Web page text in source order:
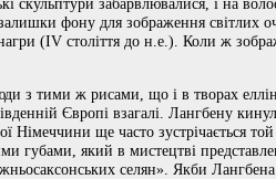
фону для зображення світлих
(IV століття до н.е.). Коли ж
з тими ж рисами, що і в творах
Європі взагалі. Лангбену
Німеччини ще часто зустрічається
губами, який в мистецтві
селян». Якби